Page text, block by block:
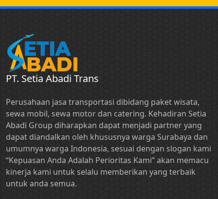
PT. Setia Abadi Trans
Perusahaan jasa transportasi dibidang paket wisata,
sewa mobil, sewa motor dan catering. Kehadiran Setia
Abadi Group diharapkan dapat menjadi partner yang
dapat diandalkan oleh khususnya warga Surabaya dan
umumnya warga Indonesia, sesuai dengan slogan kami
“Kepuasan Anda Adalah Perioritas Kami” akan memacu
kinerja kami untuk selalu memberikan yang terbaik
untuk anda semua.